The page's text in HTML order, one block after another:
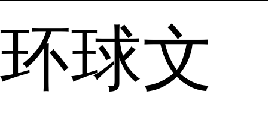
环球文